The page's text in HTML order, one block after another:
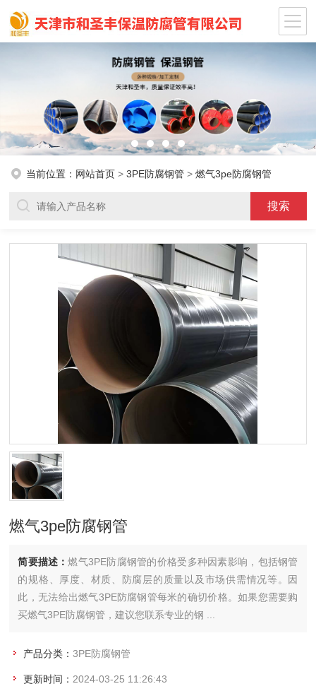
当前位置： 网站首页 > 3PE防腐钢管 > 燃气3pe防腐钢管
燃气3pe防腐钢管
简要描述：燃气3PE防腐钢管的价格受多种因素影响，包括钢管
的规格、厚度、材质、防腐层的质量以及市场供需情况等。因
此，无法给出燃气3PE防腐钢管每米的确切价格。如果您需要购
买燃气3PE防腐钢管，建议您联系专业的钢 ...
产品分类：3PE防腐钢管
更新时间： 2024-03-25 11:26:43